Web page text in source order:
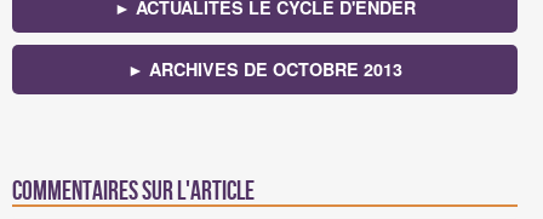
► ACTUALITÉS LE CYCLE D'ENDER
► ARCHIVES DE OCTOBRE 2013
Commentaires sur l'article